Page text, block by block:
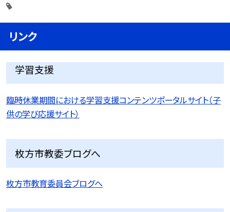
リンク
学習支援
臨時休業期間における学習支援コンテンツポータルサイト（子
供の学び応援サイト）
枚方市教委ブログへ
枚方市教育委員会ブログへ